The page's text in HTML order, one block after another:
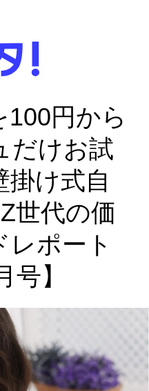
円から
だけお試
掛け式自
世代の価
レポート
号】